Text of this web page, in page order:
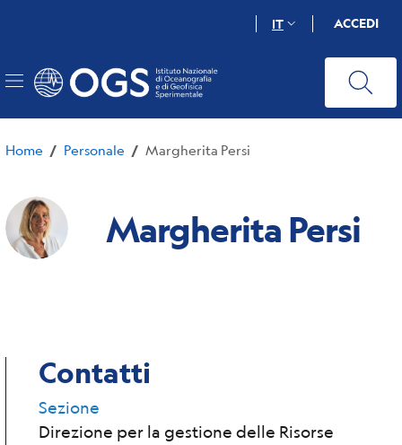
principale
IT ACCEDI
Home / Personale / Margherita Persi
Margherita Persi
Contatti
Sezione
Direzione per la gestione delle Risorse